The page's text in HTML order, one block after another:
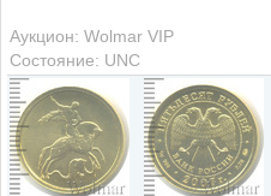
Аукцион: Wolmar VIP
Состояние: UNC